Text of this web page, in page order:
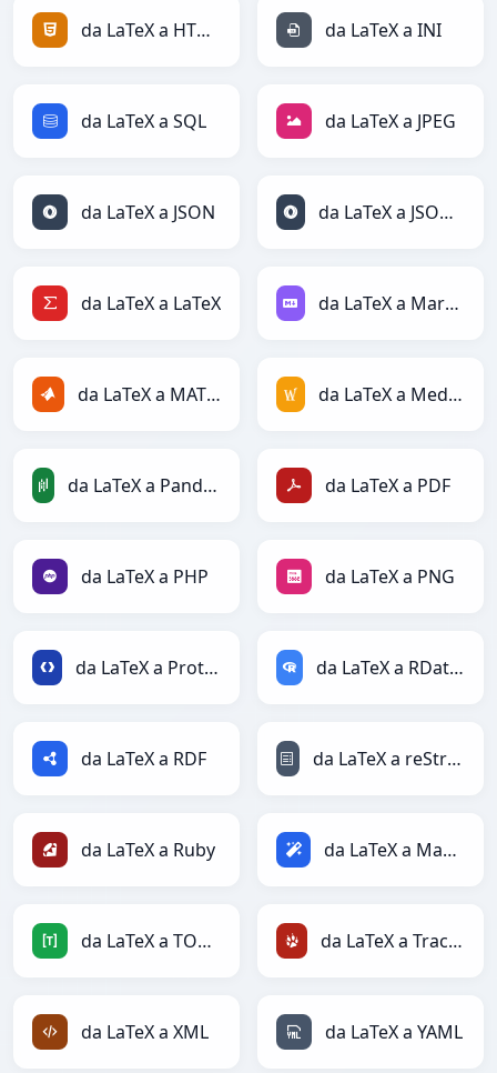
da LaTeX a HTML da LaTeX a INI
da LaTeX a SQL da LaTeX a JPEG
da LaTeX a JSON da LaTeX a JSONLines
da LaTeX a LaTeX da LaTeX a Markdown
da LaTeX a MATLAB da LaTeX a MediaWiki
da LaTeX a PandasDataFrame da LaTeX a PDF
da LaTeX a PHP da LaTeX a PNG
da LaTeX a Protobuf da LaTeX a RDataFrame
da LaTeX a RDF da LaTeX a reStructuredText
da LaTeX a Ruby da LaTeX a Magic
da LaTeX a TOML da LaTeX a TracWiki
da LaTeX a XML da LaTeX a YAML